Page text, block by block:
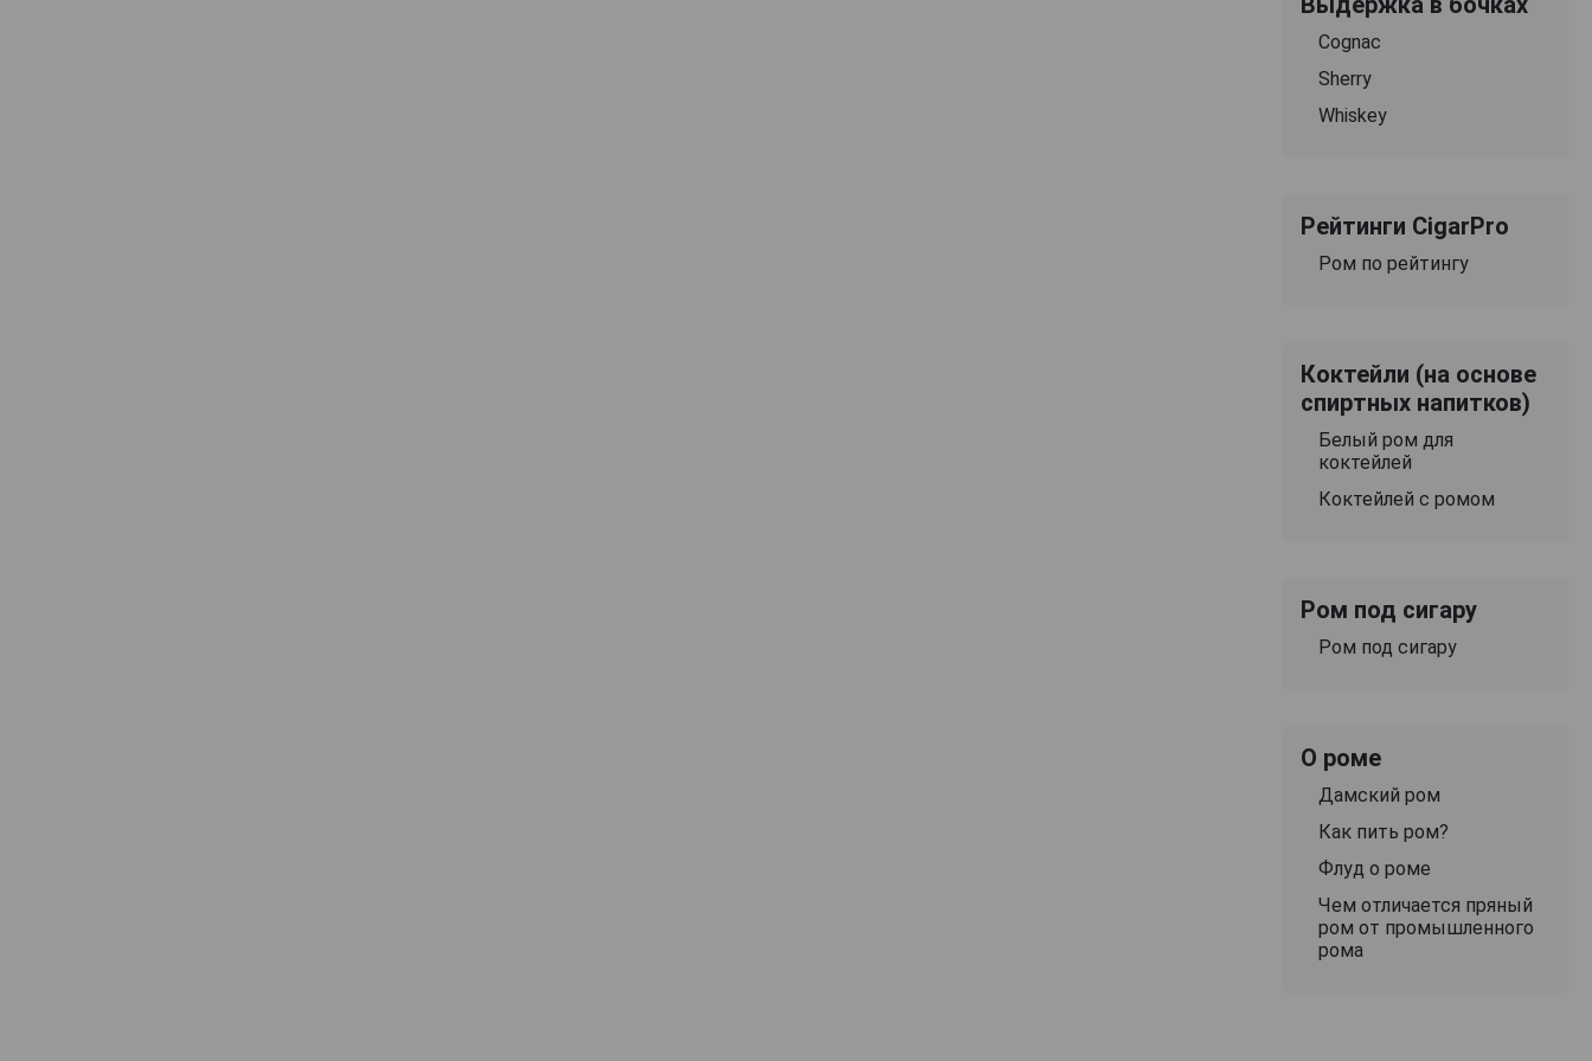
Cognac
Sherry
Whiskey
Рейтинги CigarPro
Ром по рейтингу
Коктейли (на основе
спиртных напитков)
Белый ром для
коктейлей
Коктейлей с ромом
Ром под сигару
Ром под сигару
О роме
Дамский ром
Как пить ром?
Флуд о роме
Чем отличается пряный
ром от промышленного
рома